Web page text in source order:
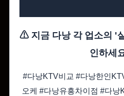
⚠ 지금 다낭 각 업소의 '
인하세
#다낭KTV비교 #다낭한인
오케 #다낭유흥차이점 #다낭